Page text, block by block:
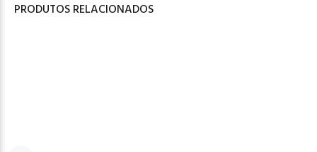
PRODUTOS RELACIONADOS